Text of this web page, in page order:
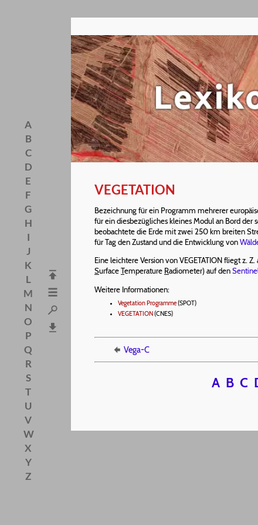
A
B
C
D
E
F
G
H
I
J
K
L
M
N
O
P
Q
R
S
T
U
V
W
X
Y
Z
VEGETATION
Bezeichnung für ein Programm mehrerer
für ein diesbezügliches kleines Modul an Bord der
beobachtete die Erde mit zwei 250 km breiten
für Tag den Zustand und die Entwicklung von
Eine leichtere Version von VEGETATION fliegt z.
SurfaceTemperature Radiometer) auf den
Weitere Informationen:
Vegetation Programme(SPOT)
VEGETATION (CNES)
Vega-C
A B C